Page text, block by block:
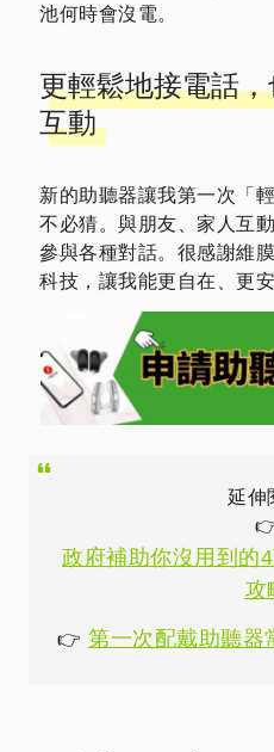
池何時會沒電。
更輕鬆地接電話
互動
新的助聽器讓我第一次「
不必猜。與朋友、家人互
參與各種對話。很感謝維
科技，讓我能更自在、更
延伸
政府補助你沒用到的
攻
👉 第一次配戴助聽器